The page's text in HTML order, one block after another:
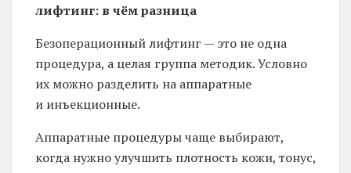
лифтинг: в чём разница
Безоперационный лифтинг — это не одна
процедура, а целая группа методик. Условно
их можно разделить на аппаратные
и инъекционные.
Аппаратные процедуры чаще выбирают,
когда нужно улучшить плотность кожи, тонус,